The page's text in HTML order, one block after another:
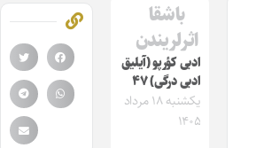
باشقا
اثرلریندن
ادبی کؤرپو (آیلیق
ادبی درگی) ۴۷
یکشنبه ۱۸ مرداد
۱۴۰۵